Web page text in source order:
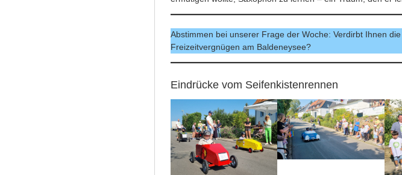
Abstimmen bei unserer Frage der Woche: Verdirbt Ihnen
Freizeitvergnügen am Baldeneysee?
Eindrücke vom Seifenkistenrennen